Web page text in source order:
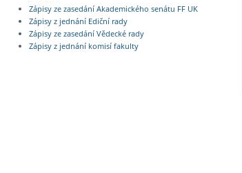
Zápisy ze zasedání Akademického senátu FF UK
Zápisy z jednání Ediční rady
Zápisy ze zasedání Vědecké rady
Zápisy z jednání komisí fakulty